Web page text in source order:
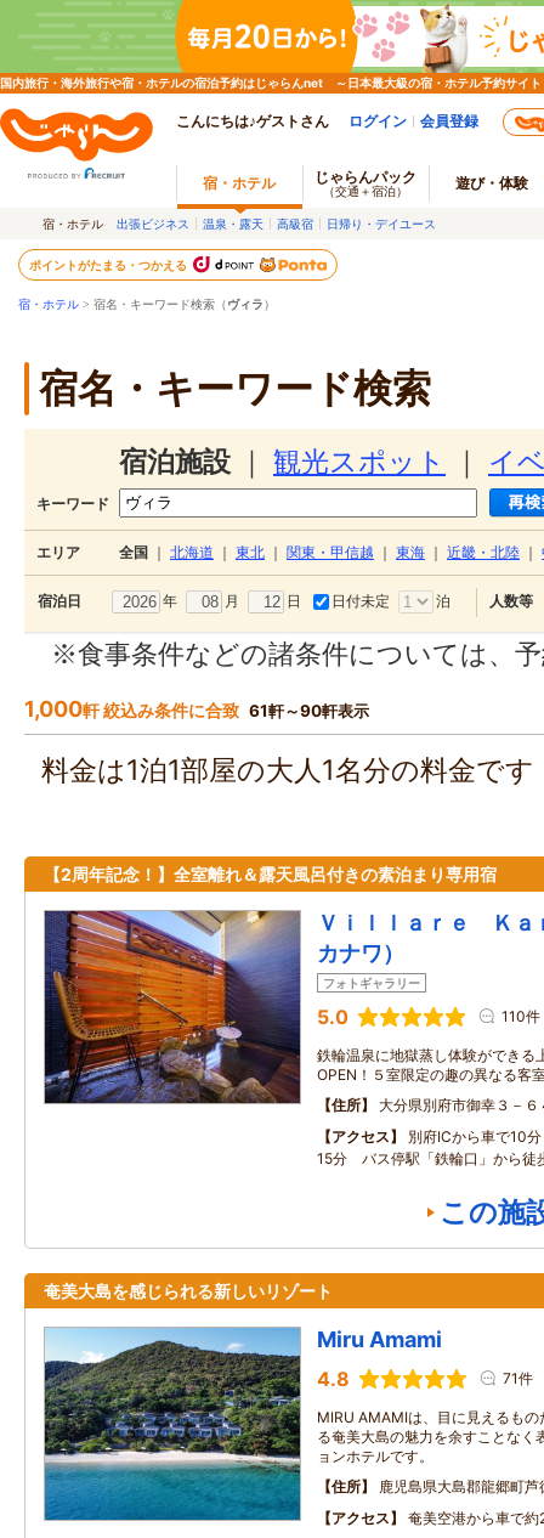
国内旅行・海外旅行や宿・ホテルの宿泊予約はじゃらんnet ～日本最大級の宿・ホテル予約サイト
こんにちは♪ゲストさん ログイン 会員登録
宿・ホテル じゃらんパック
（交通＋宿泊） 遊び・体験
宿・ホテル 出張ビジネス 温泉・露天 高級宿 日帰り・デイユース
ポイントがたまる・つかえる
宿・ホテル > 宿名・キーワード検索（ヴィラ）
宿名・キーワード検索
宿泊施設 観光スポット イ
キーワード
エリア 全国 北海道 東北 関東・甲信越 東海 近畿・北陸
宿泊日 年 月 日 日付未定 泊 人数等
※食事条件などの諸条件については、
1,000軒 絞込み条件に合致 61軒～90軒表示
料金は1泊1部屋の大人1名分の料金で
【2周年記念！】全室離れ＆露天風呂付きの素泊まり専用宿
Ｖｉｌｌａｒｅ Ｋａ
カナワ）
フォトギャラリー
5.0 110件
鉄輪温泉に地獄蒸し体験ができる
OPEN！５室限定の趣の異なる客
住所
大分県別府市御幸３－６
アクセス
別府ICから車で10
15分 バス停駅「鉄輪口」から徒
この施
奄美大島を感じられる新しいリゾート
Miru Amami
4.8 71件
MIRU AMAMIは、目に見えるも
る奄美大島の魅力を余すことなく
ョンホテルです。
住所
鹿児島県大島郡龍郷町芦
アクセス
奄美空港から車で